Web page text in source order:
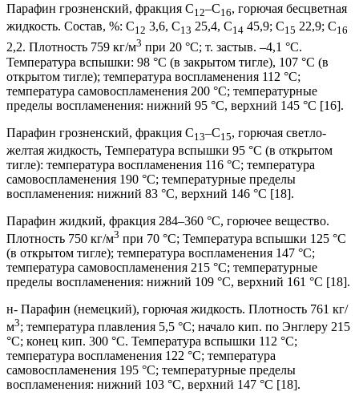
Парафин грозненский, фракция C12–C16, горючая бесцветная
жидкость. Состав, %: C12 3,6, C13 25,4, C14 45,9; C15 22,9; C16
2,2. Плотность 759 кг/м3 при 20 °С; т. застыв. –4,1 °С.
Температура вспышки: 98 °С (в закрытом тигле), 107 °С (в
открытом тигле); температура воспламенения 112 °С;
температура самовоспламенения 200 °С; температурные
пределы воспламенения: нижний 95 °С, верхний 145 °С [16].
Парафин грозненский, фракция C13–C15, горючая светло-
желтая жидкость, Температура вспышки 95 °С (в открытом
тигле): температура воспламенения 116 °С; температура
самовоспламенения 190 °С; температурные пределы
воспламенения: нижний 83 °С, верхний 146 °С [18].
Парафин жидкий, фракция 284–360 °С, горючее вещество.
Плотность 750 кг/м3 при 70 °С; Температура вспышки 125 °С
(в открытом тигле); температура воспламенения 147 °С;
температура самовоспламенения 215 °С; температурные
пределы воспламенения: нижний 109 °С, верхний 161 °С [18].
н- Парафин (немецкий), горючая жидкость. Плотность 761 кг/
м3; температура плавления 5,5 °С; начало кип. по Энглеру 215
°С; конец кип. 300 °С. Температура вспышки 112 °С;
температура воспламенения 122 °С; температура
самовоспламенения 195 °С; температурные пределы
воспламенения: нижний 103 °С, верхний 147 °С [18].